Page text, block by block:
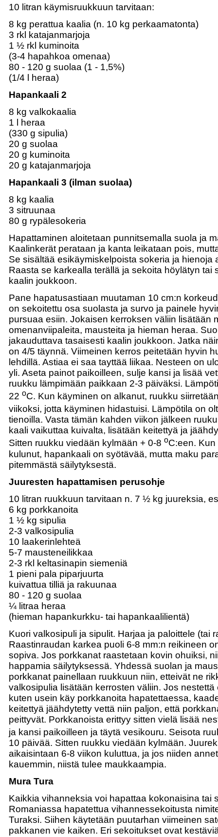
10 litran käymisruukkuun tarvitaan:
8 kg perattua kaalia (n. 10 kg perkaamatonta)
3 rkl katajanmarjoja
1 ½ rkl kuminoita
(3-4 hapahkoa omenaa)
80 - 120 g suolaa (1 - 1,5%)
(1/4 l heraa)
Hapankaali 2
8 kg valkokaalia
1 l heraa
(330 g sipulia)
20 g suolaa
20 g kuminoita
20 g katajanmarjoja
Hapankaali 3 (ilman suolaa)
8 kg kaalia
3 sitruunaa
80 g rypälesokeria
Hapattaminen aloitetaan punnitsemalla suola ja
Kaalinkerät perataan ja kanta leikataan pois,
Se sisältää esikäymiskelpoista sokeria ja hienoja
Raasta se karkealla terällä ja sekoita höylätyn tai
kaalin joukkoon.
Pane hapatusastiaan muutaman 10 cm:n
on sekoitettu osa suolasta ja survo ja painele
pursuaa esiin. Jokaisen kerroksen väliin lisätään
omenanviipaleita, mausteita ja hieman heraa.
jakauduttava tasaisesti kaalin joukkoon. Jatka
on 4/5 täynnä. Viimeinen kerros peitetään hyvin
lehdillä. Astiaa ei saa tayttää liikaa. Nesteen on
yli. Aseta painot paikoilleen, sulje kansi ja lisää
ruukku lämpimään paikkaan 2-3 päiväksi.
22 oC. Kun käyminen on alkanut, ruukku
viikoksi, jotta käyminen hidastuisi. Lämpötila on
tienoilla. Vasta tämän kahden viikon jälkeen
kaali vaikuttaa kuivalta, lisätään keitettyä ja
Sitten ruukku viedään kylmään + 0-8 oC:een.
kulunut, hapankaali on syötävää, mutta maku
pitemmästä säilytyksestä.
Juuresten hapattamisen perusohje
10 litran ruukkuun tarvitaan n. 7 ½ kg juureksia,
6 kg porkkanoita
1 ½ kg sipulia
2-3 valkosipulia
10 laakerinlehteä
5-7 mausteneilikkaa
2-3 rkl keltasinapin siemeniä
1 pieni pala piparjuurta
kuivattua tilliä ja rakuunaa
80 - 120 g suolaa
¼ litraa heraa
(hieman hapankurkku- tai hapankaalilientä)
Kuori valkosipuli ja sipulit. Harjaa ja paloittele (tai
Raastinraudan karkea puoli 6-8 mm:n reikineen
sopiva. Jos porkkanat raastetaan kovin ohuiksi,
happamia säilytyksessä. Yhdessä suolan ja
porkkanat painellaan ruukkuun niin, etteivät ne
valkosipulia lisätään kerrosten väliin. Jos nestettä
kuten usein käy porkkanoita hapatettaessa,
keitettyä jäähdytetty vettä niin paljon, että
peittyvät. Porkkanoista erittyy sitten vielä lisää
ja kansi paikoilleen ja täytä vesikouru. Seisota
10 päivää. Sitten ruukku viedään kylmään.
aikaisintaan 6-8 viikon kuluttua, ja jos niiden
kauemmin, niistä tulee maukkaampia.
Mura Tura
Kaikkia vihanneksia voi hapattaa kokonaisina tai
Romaniassa hapatettua vihannessekoitusta
Turaksi. Siihen käytetään puutarhan viimeinen
pakkanen vie kaiken. Eri sekoitukset ovat